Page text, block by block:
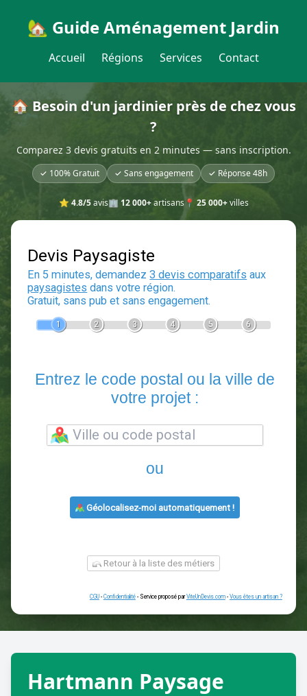
🏡 Guide Aménagement Jardin
Accueil Régions Services Contact
🏠 Besoin d'un jardinier près de chez vous
?
Comparez 3 devis gratuits en 2 minutes — sans inscription.
✓ 100% Gratuit ✓ Sans engagement ✓ Réponse 48h
⭐ 4.8/5avis🏢 12 000+artisans📍 25 000+villes
Devis Paysagiste
En 5 minutes, demandez3 devis comparatifs
2 3
Entrez le code postal ou la
ou
Retour à la liste des métiers
Hartmann Paysage